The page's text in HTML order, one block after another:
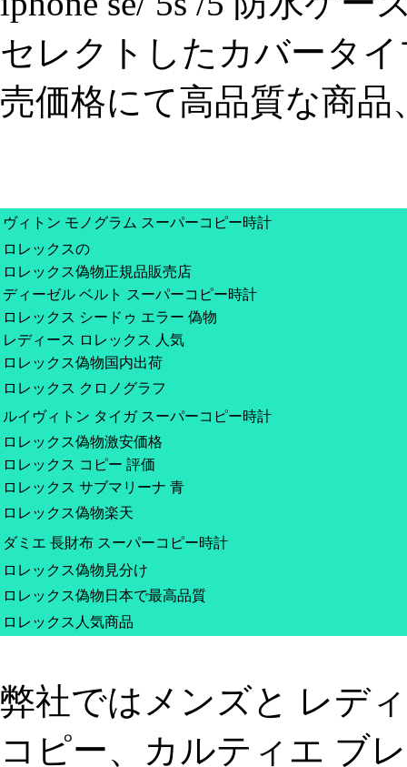
セレクトしたカバータ
売価格にて高品質な商
ヴィトン モノグラム スーパーコピー時計
ロレックスの
ロレックス偽物正規品販売店
ディーゼル ベルト スーパーコピー時計
ロレックス シードゥ エラー 偽物
レディース ロレックス 人気
ロレックス偽物国内出荷
ロレックス クロノグラフ
ルイヴィトン タイガ スーパーコピー時計
ロレックス偽物激安価格
ロレックス コピー 評価
ロレックス サブマリーナ 青
ロレックス偽物楽天
ダミエ 長財布 スーパーコピー時計
ロレックス偽物見分け
ロレックス偽物日本で最高品質
ロレックス人気商品
弊社ではメンズと レデ
コピー、カルティエ ブ